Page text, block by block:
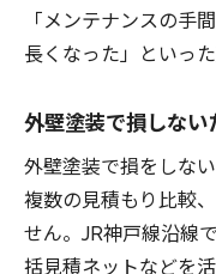
「メンテナンスの手
長くなった」といっ
外壁塗装で損しない
外壁塗装で損をしな
複数の見積もり比較
せん。JR神戸線沿線
括見積ネットなどを